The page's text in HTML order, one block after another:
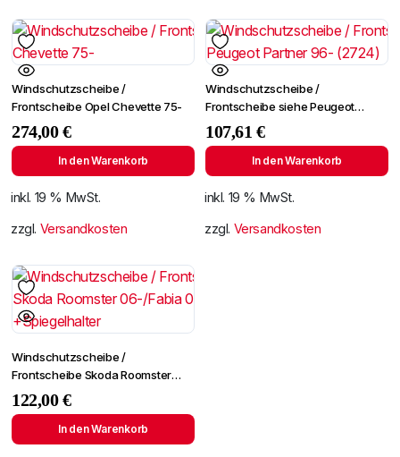
Windschutzscheibe /
Frontscheibe Opel Chevette 75-
274,00€
In den Warenkorb
inkl. 19 % MwSt.
zzgl. Versandkosten
Windschutzscheibe /
Frontscheibe siehe Peugeot
Partner 96- (2724)
107,61€
In den Warenkorb
inkl. 19 % MwSt.
zzgl. Versandkosten
Windschutzscheibe /
Frontscheibe Skoda Roomster
06-/Fabia 07- +Spiegelhalter
122,00€
In den Warenkorb